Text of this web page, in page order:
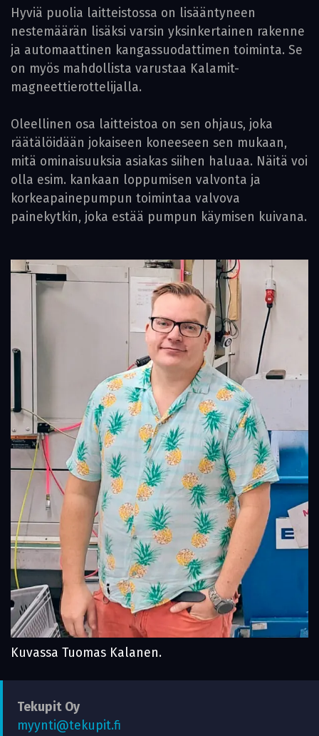
Hyviä puolia laitteistossa on lisääntyneen
nestemäärän lisäksi varsin yksinkertainen rakenne
ja automaattinen kangassuodattimen toiminta. Se
on myös mahdollista varustaa Kalamit-
magneettierottelijalla.
Oleellinen osa laitteistoa on sen ohjaus, joka
räätälöidään jokaiseen koneeseen sen mukaan,
mitä ominaisuuksia asiakas siihen haluaa. Näitä voi
olla esim. kankaan loppumisen valvonta ja
korkeapainepumpun toimintaa valvova
painekytkin, joka estää pumpun käymisen kuivana.
Kuvassa Tuomas Kalanen.
Tekupit Oy
myynti@tekupit.fi